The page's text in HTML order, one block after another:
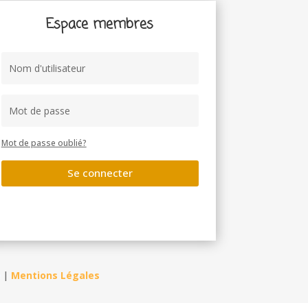
Espace membres
Mot de passe oublié?
Se connecter
| Mentions Légales